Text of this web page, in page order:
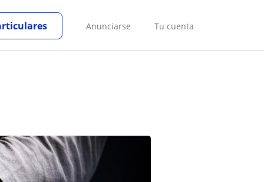
Anunciarse Tu cuenta